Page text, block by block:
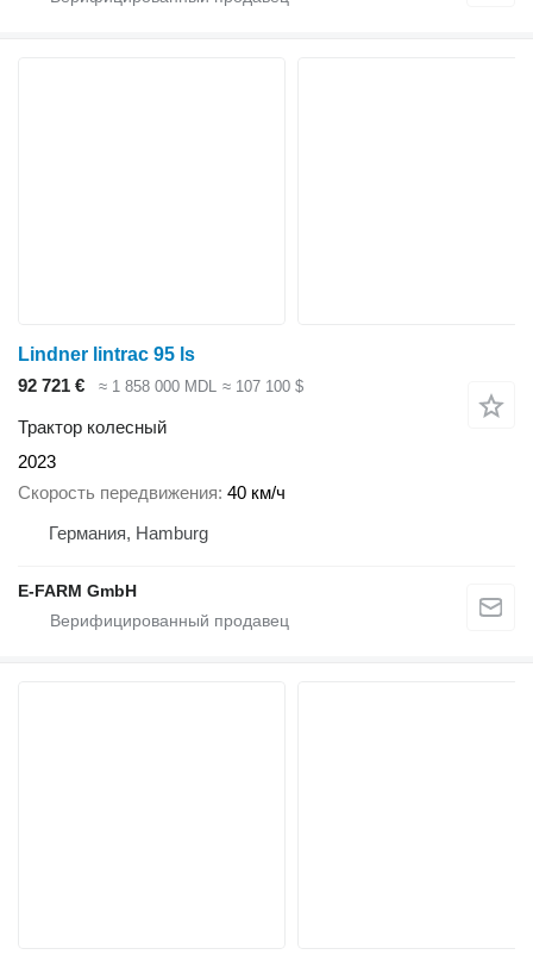
Lindner lintrac 95 ls
92 721 €
≈ 1 858 000 MDL ≈ 107 100 $
Трактор колесный
2023
Скорость передвижения 40 км/ч
Германия, Hamburg
E-FARM GmbH